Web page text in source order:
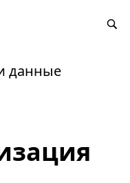
данные